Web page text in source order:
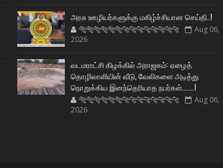
அரசு ஊழியர்களுக்கு மகிழ்ச்சியான செய்தி..!
🐅🐅🐅🐅🐅🐅🐆🐆🐆🐆🐆🐆🐆🐆
Aug 06,
2026
வடமராட்சி கிழக்கில் அராஜகம்: ஏழைத்
தொழிலாளியின் வீடு, வேலிகளை அடித்து
நொறுக்கிய இனந்தெரியாத நபர்கள்.......!
🐅🐅🐅🐅🐅🐅🐆🐆🐆🐆🐆🐆🐆🐆
Aug 06,
2026